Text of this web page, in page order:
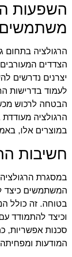
השפעות
משתמשים
הרגולציה בתחום
הצדדים
יצרנים נדרשים
לעמוד בדרישות
הבטחה לרכוש
הרגולציה
במוצרים אלו,
חשיבות
במסגרת
המשתמשים כיצד
בטוחה. זה כולל
וכיצד להתמודד
סכנות אפשריות,
המודעות